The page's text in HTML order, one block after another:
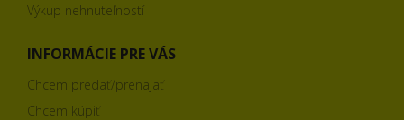
Výkup nehnuteľností
INFORMÁCIE PRE VÁS
Chcem predať/prenajať
Chcem kúpiť